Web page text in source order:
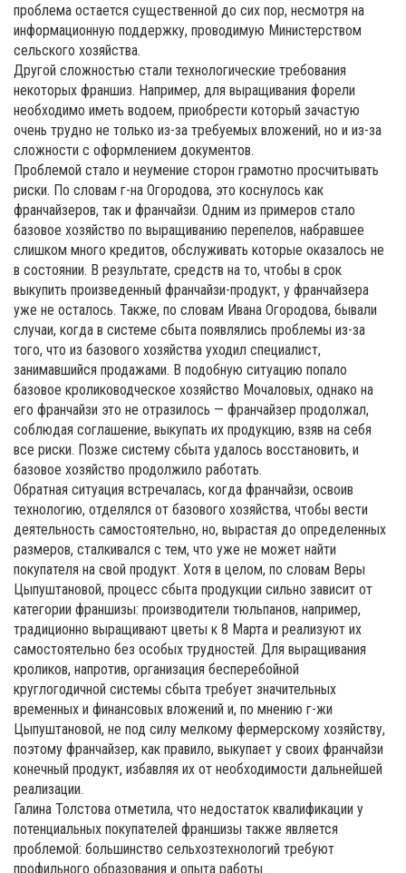
проблема остается существенной до сих пор, несмотря на
информационную поддержку, проводимую Министерством
сельского хозяйства.
Другой сложностью стали технологические требования
некоторых франшиз. Например, для выращивания форели
необходимо иметь водоем, приобрести который зачастую
очень трудно не только из-за требуемых вложений, но и из-за
сложности с оформлением документов.
Проблемой стало и неумение сторон грамотно просчитывать
риски. По словам г-на Огородова, это коснулось как
франчайзеров, так и франчайзи. Одним из примеров стало
базовое хозяйство по выращиванию перепелов, набравшее
слишком много кредитов, обслуживать которые оказалось не
в состоянии. В результате, средств на то, чтобы в срок
выкупить произведенный франчайзи-продукт, у франчайзера
уже не осталось. Также, по словам Ивана Огородова, бывали
случаи, когда в системе сбыта появлялись проблемы из-за
того, что из базового хозяйства уходил специалист,
занимавшийся продажами. В подобную ситуацию попало
базовое кролиководческое хозяйство Мочаловых, однако на
его франчайзи это не отразилось — франчайзер продолжал,
соблюдая соглашение, выкупать их продукцию, взяв на себя
все риски. Позже систему сбыта удалось восстановить, и
базовое хозяйство продолжило работать.
Обратная ситуация встречалась, когда франчайзи, освоив
технологию, отделялся от базового хозяйства, чтобы вести
деятельность самостоятельно, но, вырастая до определенных
размеров, сталкивался с тем, что уже не может найти
покупателя на свой продукт. Хотя в целом, по словам Веры
Цыпуштановой, процесс сбыта продукции сильно зависит от
категории франшизы: производители тюльпанов, например,
традиционно выращивают цветы к 8 Марта и реализуют их
самостоятельно без особых трудностей. Для выращивания
кроликов, напротив, организация бесперебойной
круглогодичной системы сбыта требует значительных
временных и финансовых вложений и, по мнению г-жи
Цыпуштановой, не под силу мелкому фермерскому хозяйству,
поэтому франчайзер, как правило, выкупает у своих франчайзи
конечный продукт, избавляя их от необходимости дальнейшей
реализации.
Галина Толстова отметила, что недостаток квалификации у
потенциальных покупателей франшизы также является
проблемой: большинство сельхозтехнологий требуют
профильного образования и опыта работы.